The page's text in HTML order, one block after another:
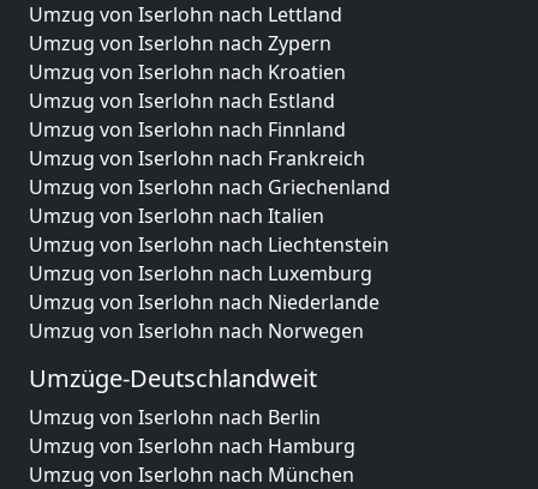
Umzug von Iserlohn nach Lettland
Umzug von Iserlohn nach Zypern
Umzug von Iserlohn nach Kroatien
Umzug von Iserlohn nach Estland
Umzug von Iserlohn nach Finnland
Umzug von Iserlohn nach Frankreich
Umzug von Iserlohn nach Griechenland
Umzug von Iserlohn nach Italien
Umzug von Iserlohn nach Liechtenstein
Umzug von Iserlohn nach Luxemburg
Umzug von Iserlohn nach Niederlande
Umzug von Iserlohn nach Norwegen
Umzüge-Deutschlandweit
Umzug von Iserlohn nach Berlin
Umzug von Iserlohn nach Hamburg
Umzug von Iserlohn nach München